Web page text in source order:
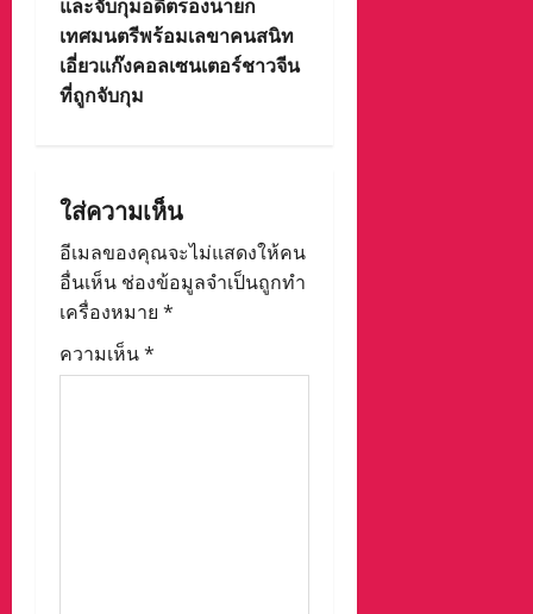
i
g
t
i
o
n
เทศมนตรีพร้อมเลขาคนสนิท
เอี่ยวแก๊งคอลเซนเตอร์ชาวจีน
ที่ถูกจับกุม
ใส่ความเห็น
อีเมลของคุณจะไม่แสดงให้คน
อื่นเห็น ช่องข้อมูลจำเป็นถูกทำ
เครื่องหมาย *
ความเห็น*